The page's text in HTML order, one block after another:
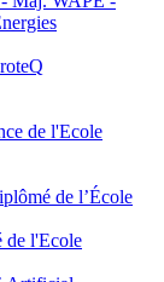
de l'Ecole
de l’École
de l'Ecole